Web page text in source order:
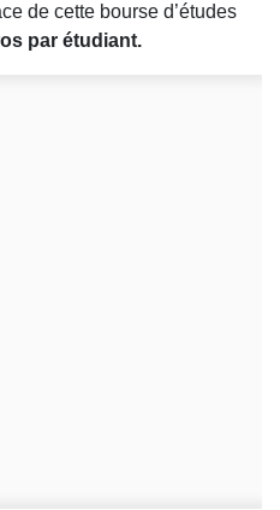
de cette bourse d’études
par étudiant.